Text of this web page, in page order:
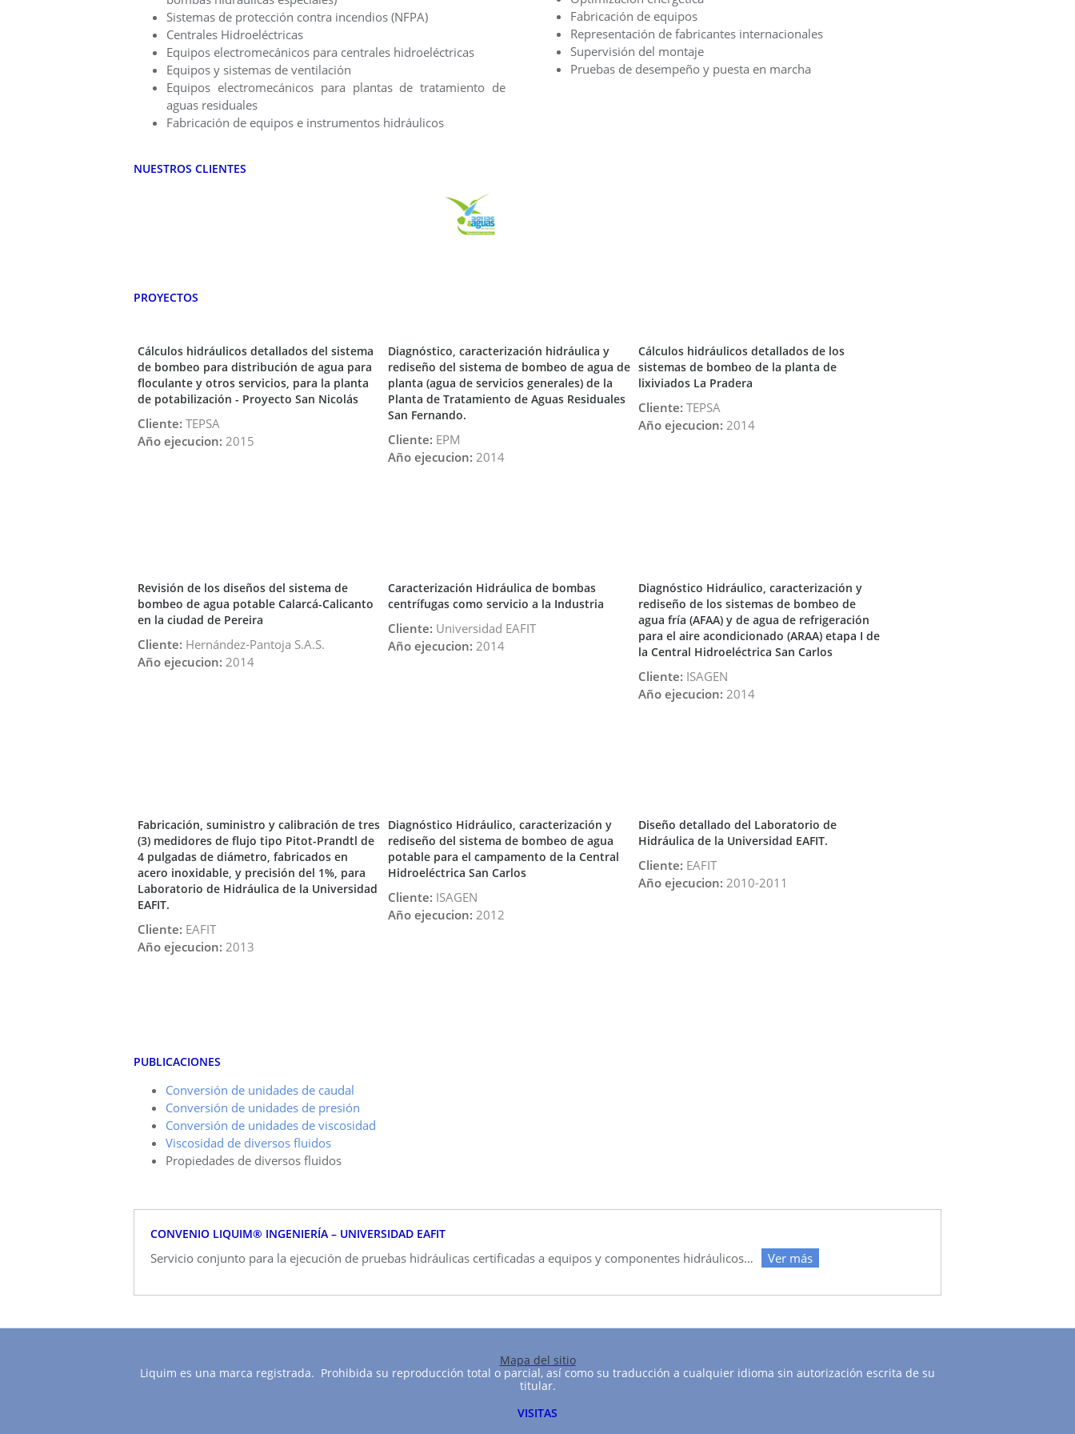
Sistemas de protección contra incendios (NFPA)
Centrales Hidroeléctricas
Equipos electromecánicos para centrales hidroeléctricas
Equipos y sistemas de ventilación
Equipos electromecánicos para plantas de tratamiento de
aguas residuales
Fabricación de equipos e instrumentos hidráulicos
Fabricación de equipos
Representación de fabricantes internacionales
Supervisión del montaje
Pruebas de desempeño y puesta en marcha
NUESTROS CLIENTES
PROYECTOS
Cálculos hidráulicos detallados del sistema
de bombeo para distribución de agua para
floculante y otros servicios, para la planta
de potabilización - Proyecto San Nicolás
Cliente: TEPSA
Año ejecucion: 2015
Diagnóstico, caracterización hidráulica y
rediseño del sistema de bombeo de agua de
planta (agua de servicios generales) de la
Planta de Tratamiento de Aguas Residuales
San Fernando.
Cliente: EPM
Año ejecucion: 2014
Cálculos hidráulicos detallados de los
sistemas de bombeo de la planta de
lixiviados La Pradera
Cliente: TEPSA
Año ejecucion: 2014
Revisión de los diseños del sistema de
bombeo de agua potable Calarcá-Calicanto
en la ciudad de Pereira
Cliente: Hernández-Pantoja S.A.S.
Año ejecucion: 2014
Caracterización Hidráulica de bombas
centrífugas como servicio a la Industria
Cliente: Universidad EAFIT
Año ejecucion: 2014
Diagnóstico Hidráulico, caracterización y
rediseño de los sistemas de bombeo de
agua fría (AFAA) y de agua de refrigeración
para el aire acondicionado (ARAA) etapa I de
la Central Hidroeléctrica San Carlos
Cliente: ISAGEN
Año ejecucion: 2014
Fabricación, suministro y calibración de tres
(3) medidores de flujo tipo Pitot-Prandtl de
4 pulgadas de diámetro, fabricados en
acero inoxidable, y precisión del 1%, para
Laboratorio de Hidráulica de la Universidad
EAFIT.
Cliente: EAFIT
Año ejecucion: 2013
Diagnóstico Hidráulico, caracterización y
rediseño del sistema de bombeo de agua
potable para el campamento de la Central
Hidroeléctrica San Carlos
Cliente: ISAGEN
Año ejecucion: 2012
Diseño detallado del Laboratorio de
Hidráulica de la Universidad EAFIT.
Cliente: EAFIT
Año ejecucion: 2010-2011
PUBLICACIONES
Conversión de unidades de caudal
Conversión de unidades de presión
Conversión de unidades de viscosidad
Viscosidad de diversos fluidos
Propiedades de diversos fluidos
CONVENIO LIQUIM® INGENIERÍA – UNIVERSIDAD EAFIT
Servicio conjunto para la ejecución de pruebas hidráulicas certificadas a equipos y componentes hidráulicos… Ver más
Mapa del sitio
Liquim es una marca registrada. Prohibida su reproducción total o parcial, así como su traducción a cualquier idioma sin autorización escrita de su
titular.
VISITAS